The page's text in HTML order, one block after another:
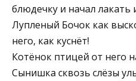
блюдечку и начал лакать
Лупленый Бочок как
него, как куснёт!
Котёнок птицей от него
Сынишка сквозь слёзы